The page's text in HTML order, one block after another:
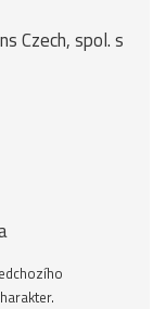
Czech, spol. s